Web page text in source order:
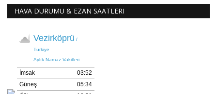
HAVA DURUMU & EZAN SAATLERI